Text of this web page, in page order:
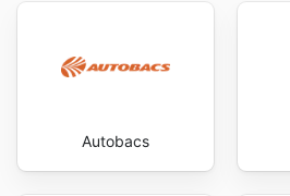
Autobacs